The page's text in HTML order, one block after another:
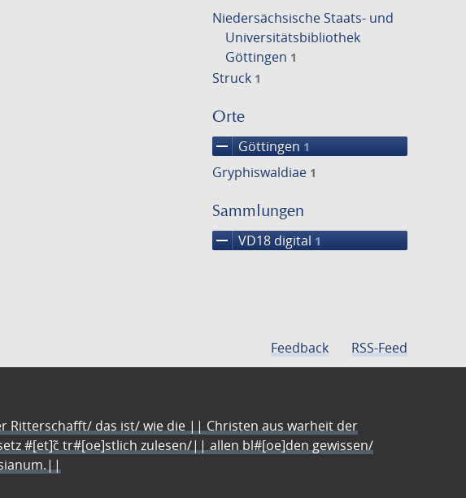
Niedersächsische Staats- und
Universitätsbibliothek
Göttingen 1
Struck 1
Orte
remove Göttingen 1
Gryphiswaldiae 1
Sammlungen
remove VD18 digital 1
Feedback RSS-Feed
das ist/ wie die || Christen aus warheit der
#[et]c̃ tr#[oe]stlich zulesen/|| allen bl#[oe]den gewissen/